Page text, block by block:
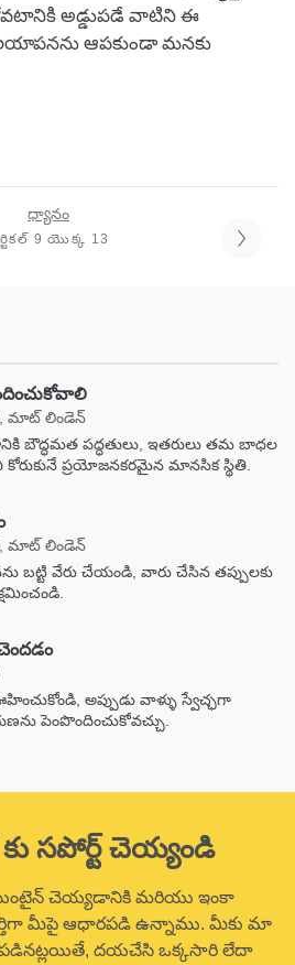
అడ్డుపడే వాటిని ఈ
ఆపకుండా మనకు
ధ్యానం
9 యొక్క 13
మాట్ లిండెన్
బౌద్ధమత పద్ధతులు, ఇతరులు తమ బాధల
కోరుకునే ప్రయోజనకరమైన మానసిక స్థితి.
మాట్ లిండెన్
బట్టి వేరు చేయండి, వారు చేసిన తప్పులకు
అప్పుడు వాళ్ళు స్వేచ్ఛగా
పెంపొందించుకోవచ్చు.
సపోర్ట్ చెయ్యండి
చెయ్యడానికి మరియు ఇంకా
మీపై ఆధారపడి ఉన్నాము. మీకు మా
దయచేసి ఒక్కసారి లేదా